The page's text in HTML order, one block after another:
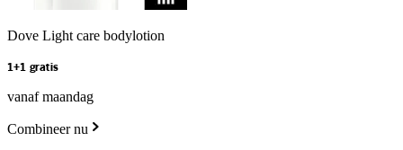
Dove Light care bodylotion
1+1 gratis
vanaf maandag
Combineer nu